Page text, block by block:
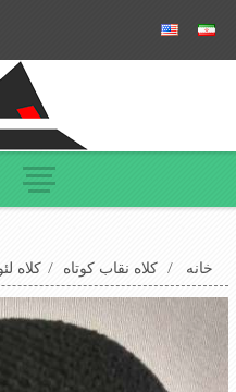
خانه / کلاه نقاب کوتاه / کلاه